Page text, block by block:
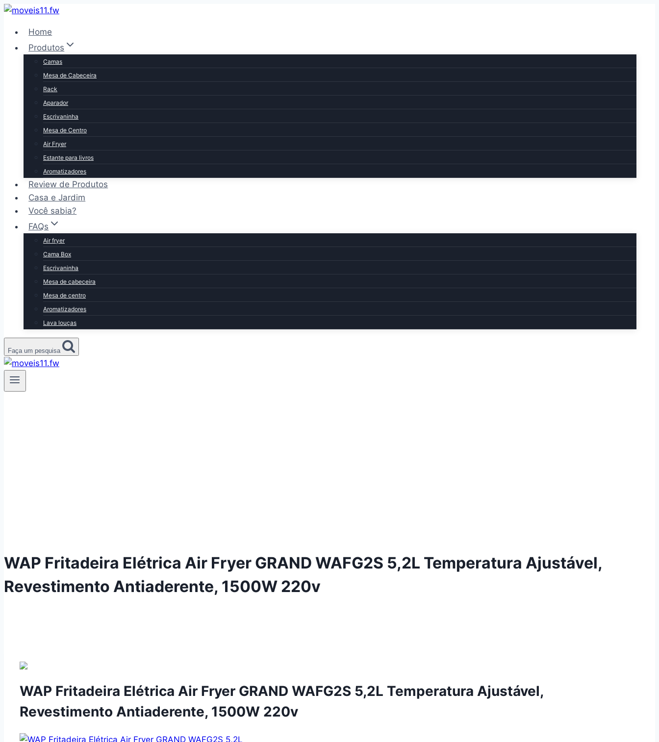
Pular
Conteúdo
Home
Produtos
Camas
Mesa de Cabeceira
Rack
Aparador
Escrivaninha
Mesa de Centro
Air Fryer
Estante para livros
Aromatizadores
Review de Produtos
Casa e Jardim
Você sabia?
FAQs
Air fryer
Cama Box
Escrivaninha
Mesa de cabeceira
Mesa de centro
Aromatizadores
Lava louças
Faça um pesquisa
WAP Fritadeira Elétrica Air Fryer GRAND WAFG2S 5,2L Temperatura Ajustável,
Revestimento Antiaderente, 1500W 220v
WAP Fritadeira Elétrica Air Fryer GRAND WAFG2S 5,2L Temperatura Ajustável,
Revestimento Antiaderente, 1500W 220v